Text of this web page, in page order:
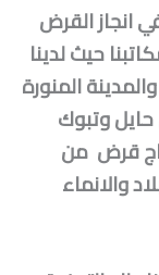
انجاز القرض
حيث لدينا
المنورة
وتبوك
قرض من
والانماء